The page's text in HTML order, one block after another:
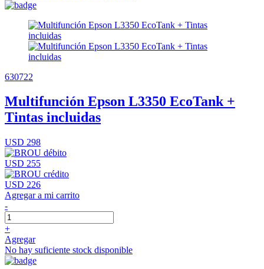
630722
Multifunción Epson L3350 EcoTank +
Tintas incluidas
USD 298
USD 255
USD 226
Agregar a mi carrito
-
+
Agregar
No hay suficiente stock disponible